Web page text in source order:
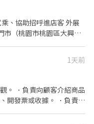
、協助招呼進店客 外展
市（桃園市桃園區大興西
平日 / 週末可配合排班者
固定時數 ✅ 基本錄取門檻
1天前
。 ．負責向顧客介紹商品
開發票或收據。 ．負責在